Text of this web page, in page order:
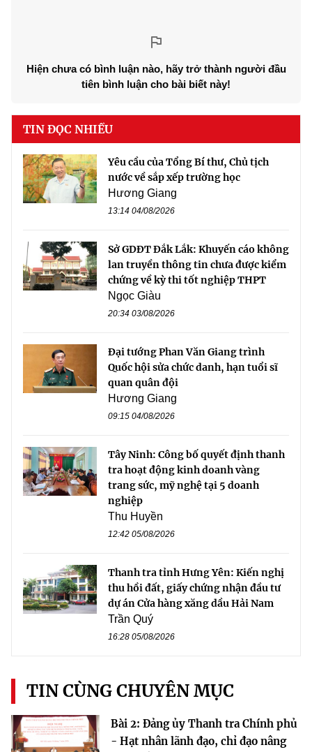
Hiện chưa có bình luận nào, hãy trở thành người đầu
tiên bình luận cho bài biết này!
TIN ĐỌC NHIỀU
Yêu cầu của Tổng Bí thư, Chủ tịch
nước về sắp xếp trường học
Hương Giang
13:14 04/08/2026
Sở GDĐT Đắk Lắk: Khuyến cáo không
lan truyền thông tin chưa được kiểm
chứng về kỳ thi tốt nghiệp THPT
Ngọc Giàu
20:34 03/08/2026
Đại tướng Phan Văn Giang trình
Quốc hội sửa chức danh, hạn tuổi sĩ
quan quân đội
Hương Giang
09:15 04/08/2026
Tây Ninh: Công bố quyết định thanh
tra hoạt động kinh doanh vàng
trang sức, mỹ nghệ tại 5 doanh
nghiệp
Thu Huyền
12:42 05/08/2026
Thanh tra tỉnh Hưng Yên: Kiến nghị
thu hồi đất, giấy chứng nhận đầu tư
dự án Cửa hàng xăng dầu Hải Nam
Trần Quý
16:28 05/08/2026
TIN CÙNG CHUYÊN MỤC
Bài 2: Đảng ủy Thanh tra Chính phủ
- Hạt nhân lãnh đạo, chỉ đạo nâng